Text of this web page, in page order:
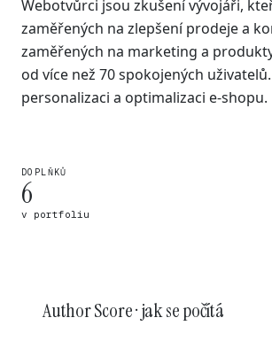
Webotvůrci jsou zkušení vývojáři,
zaměřených na zlepšení prodeje a
zaměřených na marketing a
od více než 70 spokojených
personalizaci a optimalizaci e-shopu.
DOPLŇKŮ
6
v portfoliu
Author Score · jak se počítá